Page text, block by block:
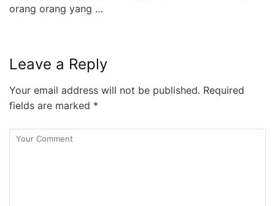
orang orang yang …
Leave a Reply
Your email address will not be published. Required
fields are marked *